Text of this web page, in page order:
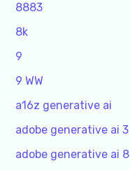
8883
8k
9
9 WW
a16z generative ai
adobe generative ai 3
adobe generative ai 8